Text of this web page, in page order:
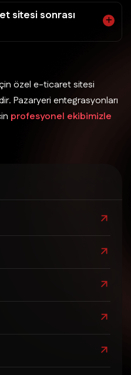
sitesi sonrası
özel e-ticaret sitesi
Pazaryeri entegrasyonları
profesyonel ekibimizle